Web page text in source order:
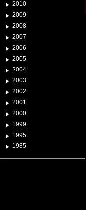
2010
2009
2008
2007
2006
2005
2004
2003
2002
2001
2000
1999
1995
1985